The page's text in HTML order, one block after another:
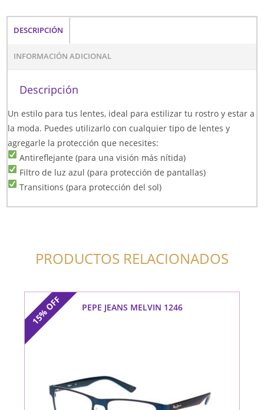
DESCRIPCIÓN
INFORMACIÓN ADICIONAL
Descripción
Un estilo para tus lentes, ideal para estilizar tu rostro y estar a
la moda. Puedes utilizarlo con cualquier tipo de lentes y
agregarle la protección que necesites:
Antireflejante (para una visión más nítida)
Filtro de luz azul (para protección de pantallas)
Transitions (para protección del sol)
PRODUCTOS RELACIONADOS
15%
OFF PEPE JEANS MELVIN 1246